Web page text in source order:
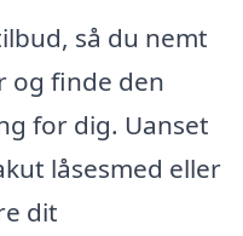
så du nemt
og finde den
for dig. Uanset
låsesmed eller
dit